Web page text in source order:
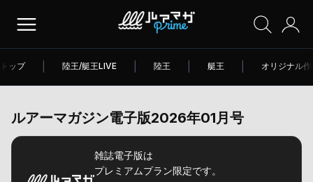
トップ 陸王/艇王LIVE 陸王 艇王 オリジナル
ルアーマガジン電子版2026年01月号
雑誌電子版は
プレミアムプラン限定です。